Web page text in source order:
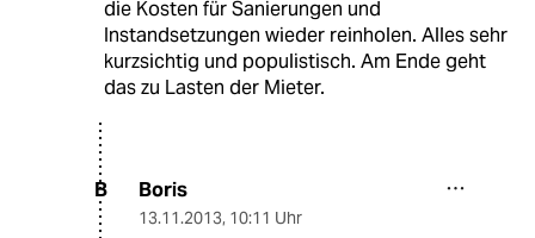
die Kosten für Sanierungen und
Instandsetzungen wieder reinholen. Alles sehr
kurzsichtig und populistisch. Am Ende geht
das zu Lasten der Mieter.
B Boris
13.11.2013, 10:11 Uhr